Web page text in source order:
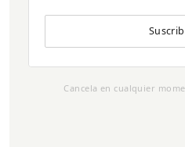
Cancela en cualquier